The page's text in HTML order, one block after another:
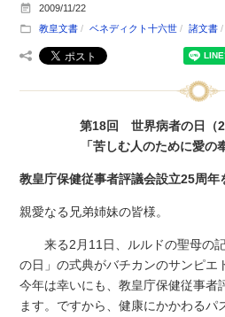
2009/11/22
教皇文書
ベネディクト十六世 諸文書
第18回 世界病者の日（
「苦しむ人のために愛の
教皇庁保健従事者評議会設立25周年
親愛なる兄弟姉妹の皆様。
来る2月11日、ルルドの聖母の記
の日」の式典がバチカンのサンピエ
今年は幸いにも、教皇庁保健従事者
ます。ですから、健康にかかわるパ